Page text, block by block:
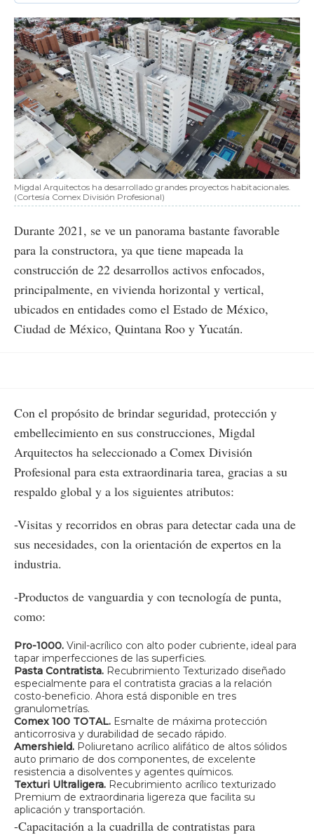
Migdal Arquitectos ha desarrollado grandes proyectos habitacionales.
(Cortesía Comex División Profesional)
Durante 2021, se ve un panorama bastante favorable
para la constructora, ya que tiene mapeada la
construcción de 22 desarrollos activos enfocados,
principalmente, en vivienda horizontal y vertical,
ubicados en entidades como el Estado de México,
Ciudad de México, Quintana Roo y Yucatán.
Con el propósito de brindar seguridad, protección y
embellecimiento en sus construcciones, Migdal
Arquitectos ha seleccionado a Comex División
Profesional para esta extraordinaria tarea, gracias a su
respaldo global y a los siguientes atributos:
-Visitas y recorridos en obras para detectar cada una de
sus necesidades, con la orientación de expertos en la
industria.
-Productos de vanguardia y con tecnología de punta,
como:
Pro-1000. Vinil-acrílico con alto poder cubriente, ideal para
tapar imperfecciones de las superficies.
Pasta Contratista. Recubrimiento Texturizado diseñado
especialmente para el contratista gracias a la relación
costo-beneficio. Ahora está disponible en tres
granulometrías.
Comex 100 TOTAL. Esmalte de máxima protección
anticorrosiva y durabilidad de secado rápido.
Amershield. Poliuretano acrílico alifático de altos sólidos
auto primario de dos componentes, de excelente
resistencia a disolventes y agentes químicos.
Texturi Ultraligera. Recubrimiento acrílico texturizado
Premium de extraordinaria ligereza que facilita su
aplicación y transportación.
-Capacitación a la cuadrilla de contratistas para